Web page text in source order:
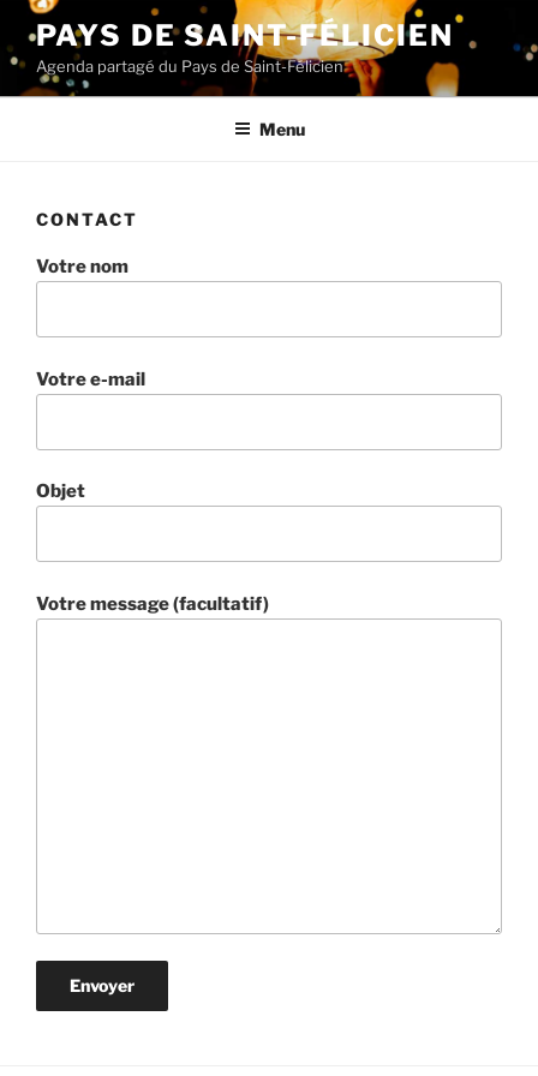
Aller
au
contenu
principal
PAYS DE SAINT-FÉLICIEN
Agenda partagé du Pays de Saint-Félicien
Menu
CONTACT
Votre nom
Votre e-mail
Objet
Votre message (facultatif)